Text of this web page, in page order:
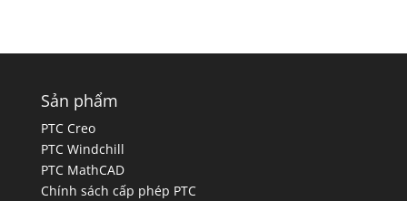
Sản phẩm
PTC Creo
PTC Windchill
PTC MathCAD
Chính sách cấp phép PTC